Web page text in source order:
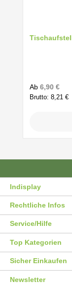
Regulärer
Ab 6,90 €
Brutto: 8,21 €
Indisplay
Rechtliche Infos
Service/Hilfe
Top Kategorien
Sicher Einkaufen
Newsletter